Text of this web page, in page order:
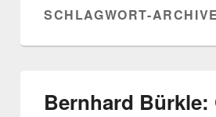
SCHLAGWORT-
Bernhard